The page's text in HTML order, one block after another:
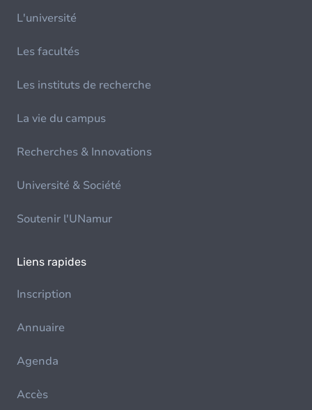
L'université
Les facultés
Les instituts de recherche
La vie du campus
Recherches & Innovations
Université & Société
Soutenir l'UNamur
Liens rapides
Inscription
Annuaire
Agenda
Accès